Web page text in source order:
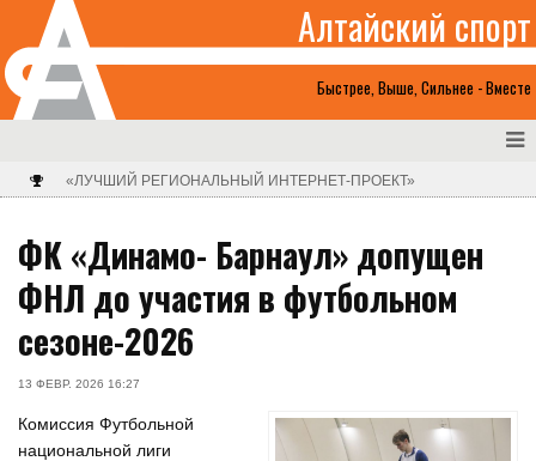
Быстрее, Выше, Сильнее - Вместе
Алтайский спорт
«ЛУЧШИЙ РЕГИОНАЛЬНЫЙ ИНТЕРНЕТ-ПРОЕКТ»
ФК «Динамо- Барнаул» допущен
ФНЛ до участия в футбольном
сезоне-2026
13 ФЕВР. 2026 16:27
Комиссия Футбольной
национальной лиги